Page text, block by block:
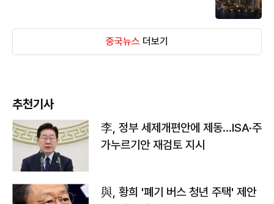
중국뉴스 더보기
추천기사
李, 정부 세제개편안에 제동…ISA·주
가누르기안 재검토 지시
與, 황희 '폐기 버스 청년 주택' 제안